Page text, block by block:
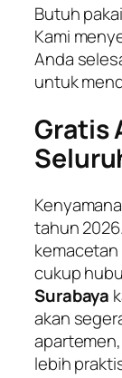
Butuh
Kami
Anda
untuk
Gratis
tahun
cukup
Surabaya
akan
lebih